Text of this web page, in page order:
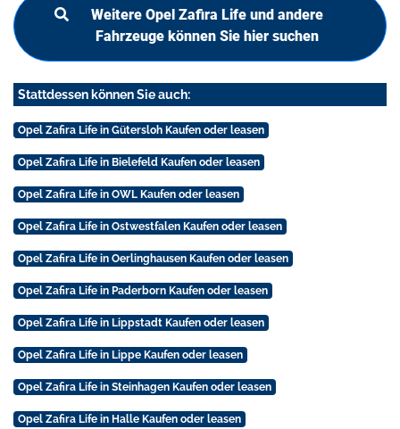
Weitere Opel Zafira Life und andere
Fahrzeuge können Sie hier suchen
Stattdessen können Sie auch:
Opel Zafira Life in Gütersloh Kaufen oder leasen
Opel Zafira Life in Bielefeld Kaufen oder leasen
Opel Zafira Life in OWL Kaufen oder leasen
Opel Zafira Life in Ostwestfalen Kaufen oder leasen
Opel Zafira Life in Oerlinghausen Kaufen oder leasen
Opel Zafira Life in Paderborn Kaufen oder leasen
Opel Zafira Life in Lippstadt Kaufen oder leasen
Opel Zafira Life in Lippe Kaufen oder leasen
Opel Zafira Life in Steinhagen Kaufen oder leasen
Opel Zafira Life in Halle Kaufen oder leasen